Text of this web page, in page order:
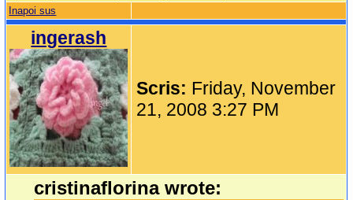
Inapoi sus
ingerash
Scris: Friday, November
21, 2008 3:27 PM
cristinaflorina wrote: